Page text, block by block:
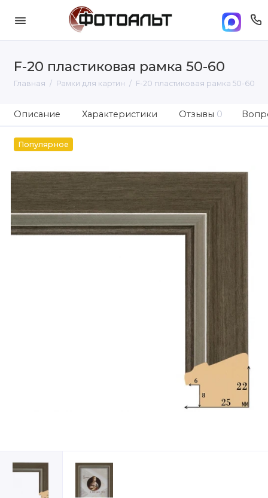
F-20 пластиковая рамка 50-60
Главная Рамки для картин F-20 пластиковая рамка 50-60
Описание Характеристики Отзывы 0
Популярное